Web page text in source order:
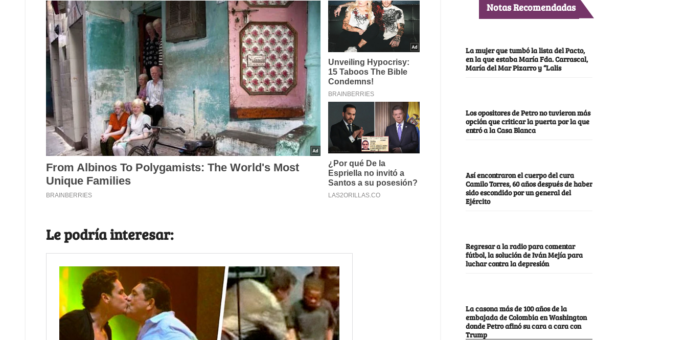
Le podría interesar:
Notas Recomendadas
La mujer que tumbó la lista del Pacto,
en la que estaba María Fda. Carrascal,
María del Mar Pizarro y “Lalis
Los opositores de Petro no tuvieron más
opción que criticar la puerta por la que
entró a la Casa Blanca
Así encontraron el cuerpo del cura
Camilo Torres, 60 años después de haber
sido escondido por un general del
Ejército
Regresar a la radio para comentar
fútbol, la solución de Iván Mejía para
luchar contra la depresión
La casona más de 100 años de la
embajada de Colombia en Washington
donde Petro afinó su cara a cara con
Trump